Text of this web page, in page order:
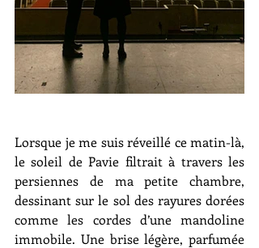
Lorsque je me suis réveillé ce matin-là,
le soleil de Pavie filtrait à travers les
persiennes de ma petite chambre,
dessinant sur le sol des rayures dorées
comme les cordes d’une mandoline
immobile. Une brise légère, parfumée